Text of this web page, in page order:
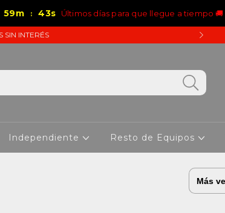
59m : 43s Últimos días para que llegue a tiempo 🚚
SIN INTERÉS
Independiente Resto de Equipos